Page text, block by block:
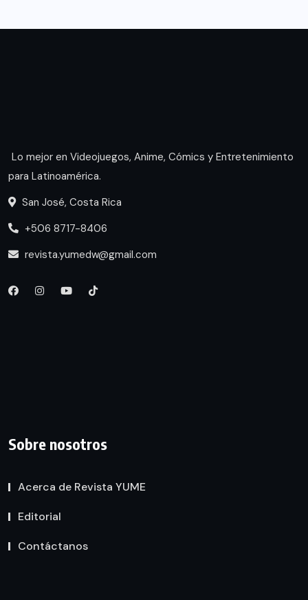
Lo mejor en Videojuegos, Anime, Cómics y Entretenimiento
para Latinoamérica.
San José, Costa Rica
+506 8717-8406
revista.yumedw@gmail.com
Sobre nosotros
Acerca de Revista YUME
Editorial
Contáctanos